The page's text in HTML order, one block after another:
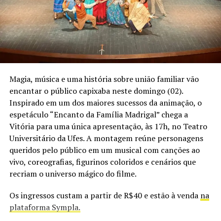
A montagem marca um novo momento na trajetória de
Abel Santana, que assina pela primeira vez a adaptação
de um texto do século XX. “Nossa história é marcada por
montagens inspiradas em autores clássicos, como
Molière, com obras ambientadas entre os séculos XV e
Gullar, ampliando nosso repertório sem abrir mão da
pesquisa, da linguagem e da qualidade artística que
sempre buscamos levar ao palco”, afirma o diretor.
O elenco é formado pelos atores Abel Santana, Deise
Freitas, Delza Marim, Diego Pianna, Gabe Braga, João
Grobério, Lina Carneiro, Mateus Fosther, Pedro Totola,
Thais Borsoneli, Thiago Miranda e Vânia Cunha.
Quando:20 de agosto, às 19h30
Magia, música e uma história sobre união familiar vão
encantar o público capixaba neste domingo (02).
Inspirado em um dos maiores sucessos da animação, o
espetáculo “Encanto da Família Madrigal” chega a
Vitória para uma única apresentação, às 17h, no Teatro
Universitário da Ufes. A montagem reúne personagens
queridos pelo público em um musical com canções ao
vivo, coreografias, figurinos coloridos e cenários que
recriam o universo mágico do filme.
Os ingressos custam a partir de R$40 e estão à venda na
plataforma Sympla.